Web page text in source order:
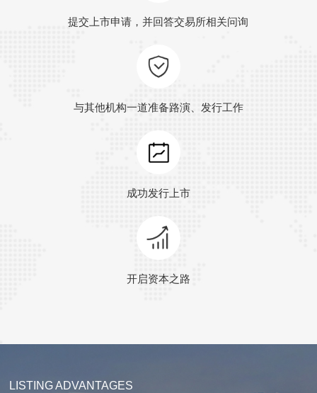
提交上市申请，并回答交易所相关问询
与其他机构一道准备路演、发行工作
成功发行上市
开启资本之路
LISTING ADVANTAGES